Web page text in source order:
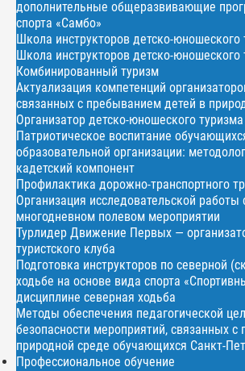
дополнительные общеразвивающие
спорта «Самбо»
Школа инструкторов детско-юношеского
Школа инструкторов детско-юношеского
Комбинированный туризм
Актуализация компетенций
связанных с пребыванием детей в
Организатор детско-юношеского туризма
Патриотическое воспитание
образовательной организации:
кадетский компонент
Профилактика дорожно-транспортного
Организация исследовательской
многодневном полевом мероприятии
Турлидер Движение Первых —
туристского клуба
Подготовка инструкторов по северной
ходьбе на основе вида спорта
дисциплине северная ходьба
Методы обеспечения педагогической
безопасности мероприятий, связанных
природной среде обучающихся Санкт-
Профессиональное обучение